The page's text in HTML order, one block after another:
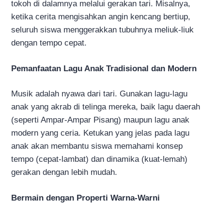
tokoh di dalamnya melalui gerakan tari. Misalnya,
ketika cerita mengisahkan angin kencang bertiup,
seluruh siswa menggerakkan tubuhnya meliuk-liuk
dengan tempo cepat.
Pemanfaatan Lagu Anak Tradisional dan Modern
Musik adalah nyawa dari tari. Gunakan lagu-lagu
anak yang akrab di telinga mereka, baik lagu daerah
(seperti Ampar-Ampar Pisang) maupun lagu anak
modern yang ceria. Ketukan yang jelas pada lagu
anak akan membantu siswa memahami konsep
tempo (cepat-lambat) dan dinamika (kuat-lemah)
gerakan dengan lebih mudah.
Bermain dengan Properti Warna-Warni